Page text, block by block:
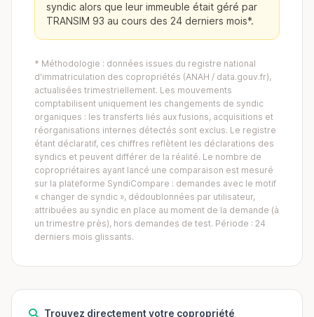
syndic alors que leur immeuble était géré par
TRANSIM 93 au cours des 24 derniers mois*.
* Méthodologie : données issues du registre national
d'immatriculation des copropriétés (ANAH / data.gouv.fr),
actualisées trimestriellement. Les mouvements
comptabilisent uniquement les changements de syndic
organiques : les transferts liés aux fusions, acquisitions et
réorganisations internes détectés sont exclus. Le registre
étant déclaratif, ces chiffres reflètent les déclarations des
syndics et peuvent différer de la réalité. Le nombre de
copropriétaires ayant lancé une comparaison est mesuré
sur la plateforme SyndiCompare : demandes avec le motif
« changer de syndic », dédoublonnées par utilisateur,
attribuées au syndic en place au moment de la demande (à
un trimestre près), hors demandes de test. Période : 24
derniers mois glissants.
Trouvez directement votre copropriété